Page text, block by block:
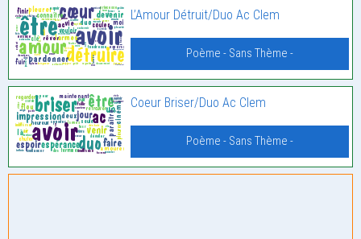
L’Amour Détruit/Duo Ac Clem
Poème - Sans Thème -
Coeur Briser/Duo Ac Clem
Poème - Sans Thème -